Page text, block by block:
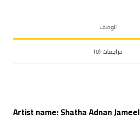
الوصف
مراجعات (0)
Artist name:Shatha Adnan Jameel